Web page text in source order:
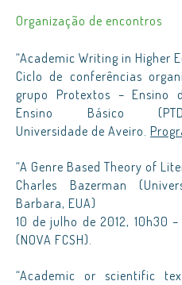
Organização de encontros
“Academic Writing in Higher
Ciclo de conferências
grupo Protextos – Ensino
Ensino Básico (PTDC/
Universidade de Aveiro.
“A Genre Based Theory of
Charles Bazerman
Barbara, EUA)
10 de julho de 2012, 10h30
(NOVA FCSH).
“Academic or scientific